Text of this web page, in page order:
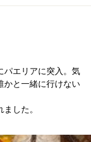
パエリアに突入。気
かと一緒に行けない
した。